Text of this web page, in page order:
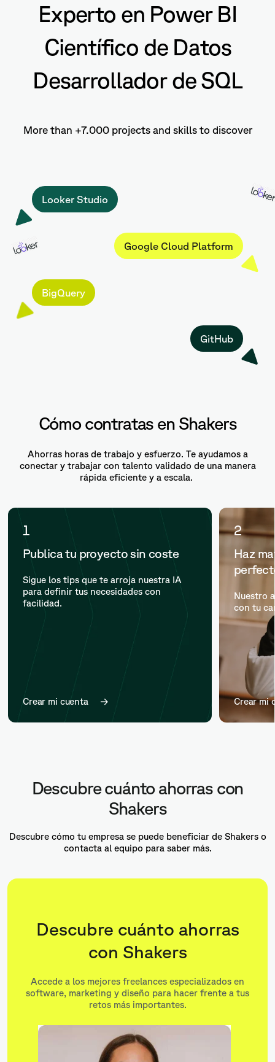
Experto en Power BI
Científico de Datos
Desarrollador de SQL
More than +7.000 projects and skills to discover
Looker Studio
Google Cloud Platform
BigQuery
GitHub
Cómo contratas en Shakers
Ahorras horas de trabajo y esfuerzo. Te ayudamos a
conectar y trabajar con talento validado de una manera
rápida eficiente y a escala.
1
Publica tu proyecto sin coste
Sigue los tips que te arroja nuestra IA
para definir tus necesidades con
facilidad.
Crear mi cuenta
2
Haz
Nuestro
con tu
Crear mi
Descubre cuánto ahorras con
Shakers
Descubre cómo tu empresa se puede beneficiar de Shakers o
contacta al equipo para saber más.
Descubre cuánto ahorras
con Shakers
Accede a los mejores freelances especializados en
software, marketing y diseño para hacer frente a tus
retos más importantes.